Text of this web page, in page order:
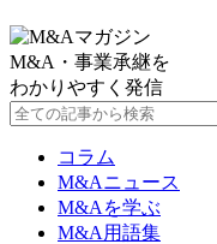
M&A・事業承継を
わかりやすく発信
コラム
M&Aニュース
M&Aを学ぶ
M&A用語集